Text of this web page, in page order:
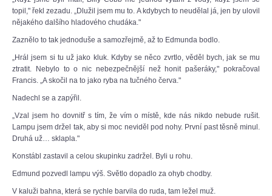
topil," řekl zezadu. „Dlužil jsem mu to. A kdybych to neudělal já, jen by ulovil
nějakého dalšího hladového chudáka."
Zaznělo to tak jednoduše a samozřejmě, až to Edmunda bodlo.
„Hrál jsem si tu už jako kluk. Kdyby se něco zvrtlo, věděl bych, jak se mu
ztratit. Nebylo to o nic nebezpečnější než honit pašeráky," pokračoval
Francis. „A skočil na to jako ryba na tučného červa."
Nadechl se a zapýřil.
„Vzal jsem ho dovnitř s tím, že vím o místě, kde nás nikdo nebude rušit.
Lampu jsem držel tak, aby si moc neviděl pod nohy. První past těsně minul.
Druhá už… sklapla."
Konstábl zastavil a celou skupinku zadržel. Byli u rohu.
Edmund pozvedl lampu výš. Světlo dopadlo za ohyb chodby.
V kaluži bahna, která se rychle barvila do ruda, tam ležel muž.